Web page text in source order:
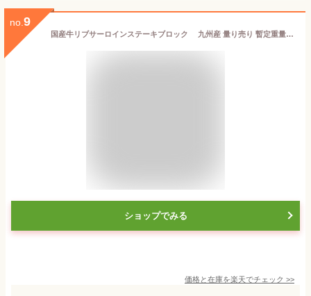
no. 9
国産牛リブサーロインステーキブロック 九州産 量り売り 暫定重量約0.9kg ブロック肉 かたまり 冷凍 ステーキ肉 牛肉 ブロック
ショップでみる
価格と在庫を楽天でチェック >>